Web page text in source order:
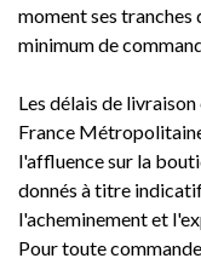
moment ses
minimum de
Les délais de
France
l'affluence sur la
donnés à titre
l'acheminement et
Pour toute